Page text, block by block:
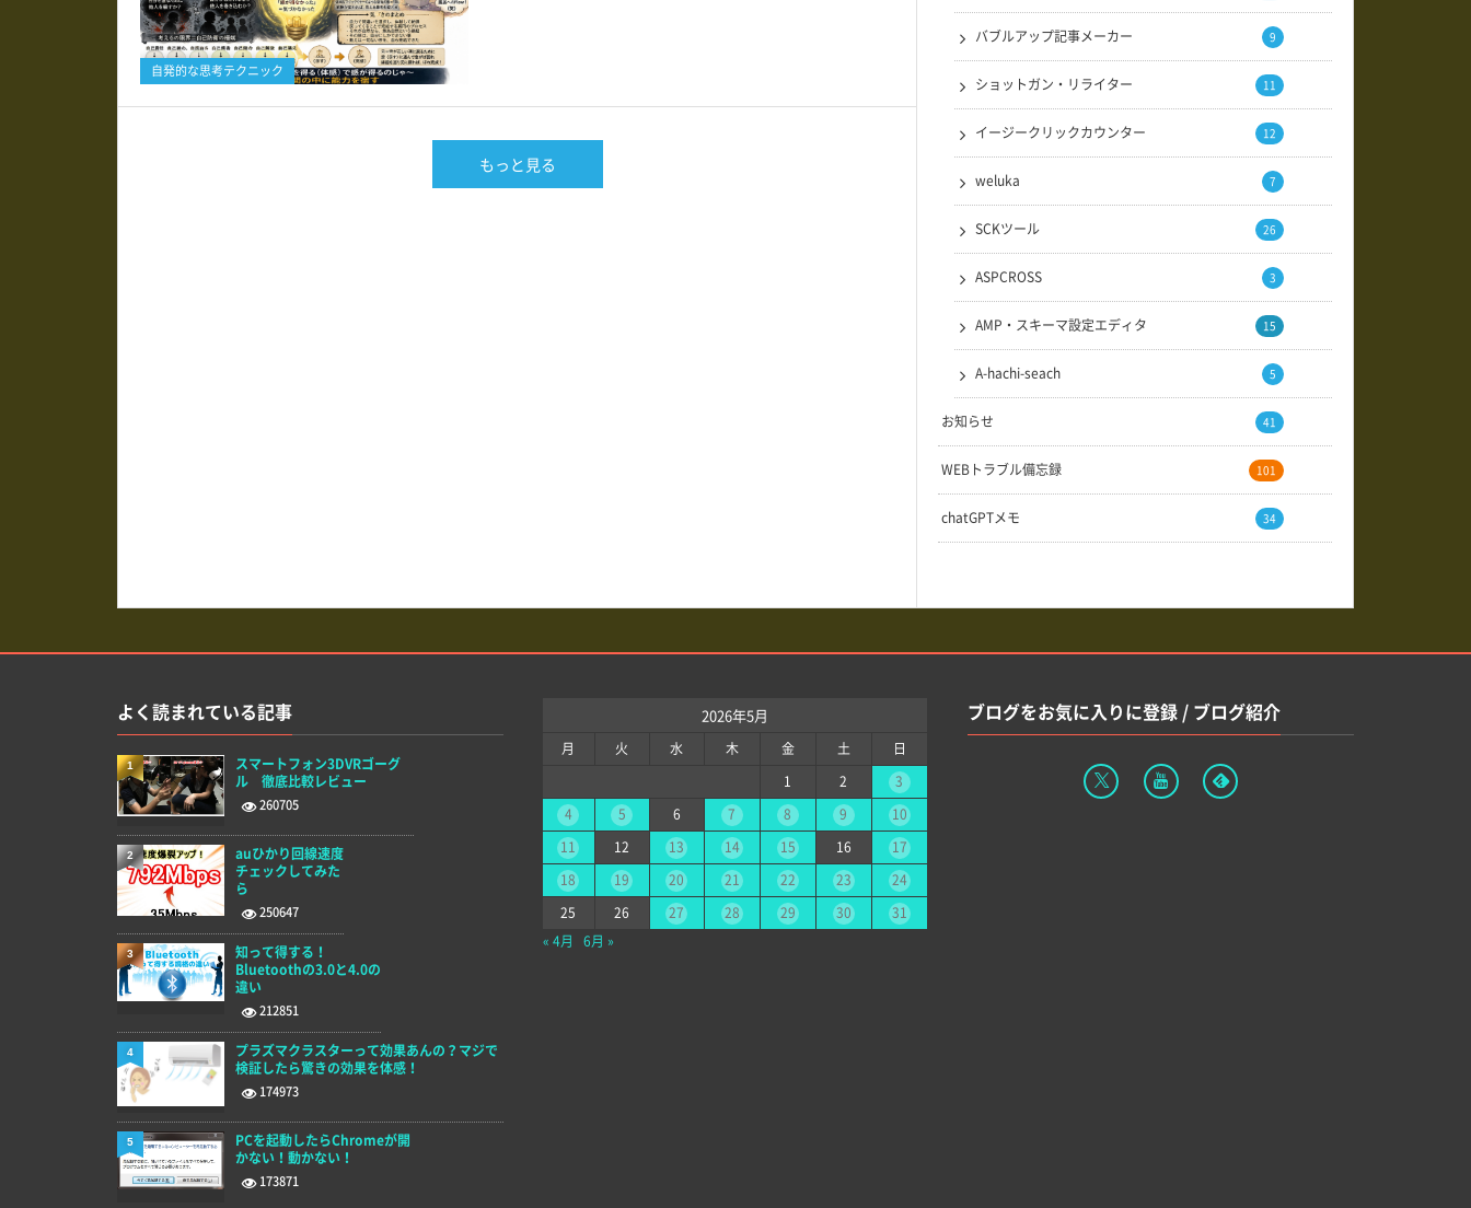
自発的な思考テクニック
もっと見る
バブルアップ記事メーカー 9
ショットガン・リライター 11
イージークリックカウンター 12
weluka 7
SCKツール 26
ASPCROSS 3
AMP・スキーマ設定エディタ 15
A-hachi-seach 5
お知らせ 41
WEBトラブル備忘録 101
chatGPTメモ 34
よく読まれている記事
スマートフォン3DVRゴーグ
ル 徹底比較レビュー
260705
1
auひかり回線速度
チェックしてみた
ら
250647
2
知って得する！
Bluetoothの3.0と4.0の
違い
212851
3
プラズマクラスターって効果あんの？マジで
検証したら驚きの効果を体感！
174973
4
PCを起動したらChromeが開
かない！動かない！
173871
5
2026年5月
月 火 水 木 金 土
日
1
2
3
4
5 6 7 8 9
10
11
12 13 14 15 16
17
18
19 20 21 22 23
24
25
26 27 28 29 30
31
« 4月
6月 »
ブログをお気に入りに登録 / ブログ紹介